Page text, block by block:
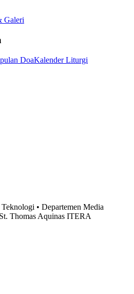
Galeri
DoaKalender Liturgi
• Departemen Media
Thomas Aquinas ITERA